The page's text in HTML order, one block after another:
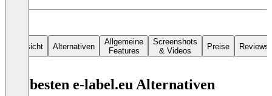
Übersicht Alternativen
Allgemeine
Features
Screenshots
& Videos
Preise Reviews
Die besten e-label.eu Alternativen